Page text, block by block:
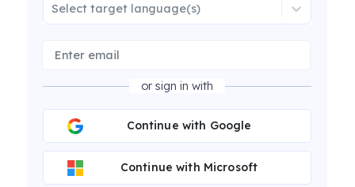
Select target language(s)
or sign in with
Continue with Google
Continue with Microsoft